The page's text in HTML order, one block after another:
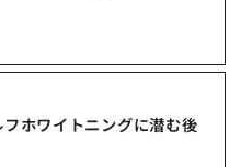
ホワイトニングに潜む後